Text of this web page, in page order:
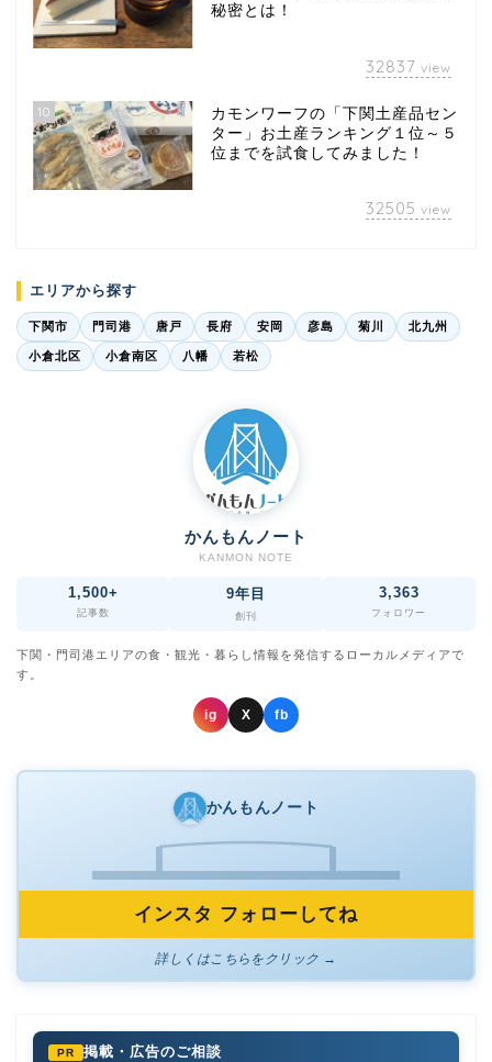
秘密とは！
32837 view
10
カモンワーフの「下関土産品セン
ター」お土産ランキング１位～５
位までを試食してみました！
32505 view
エリアから探す
下関市 門司港 唐戸 長府 安岡 彦島 菊川 北九州
小倉北区 小倉南区 八幡 若松
かんもんノート
KANMON NOTE
1,500+
記事数
9年目
創刊
3,363
フォロワー
下関・門司港エリアの食・観光・暮らし情報を発信するローカルメディアで
す。
ig X fb
かんもんノート
インスタ フォローしてね
詳しくはこちらをクリック →
PR 掲載・広告のご相談